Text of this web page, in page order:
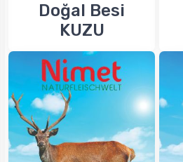
Doğal Besi
KUZU